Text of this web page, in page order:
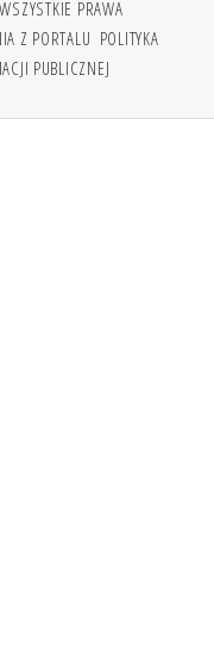
PRAWA
Z PORTALU POLITYKA
PUBLICZNEJ